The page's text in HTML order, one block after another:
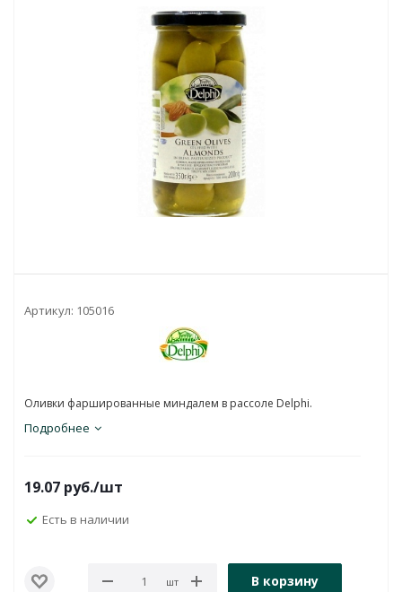
Артикул: 105016
Оливки фаршированные миндалем в рассоле Delphi.
Подробнее
19.07 руб./шт
Есть в наличии
шт В корзину